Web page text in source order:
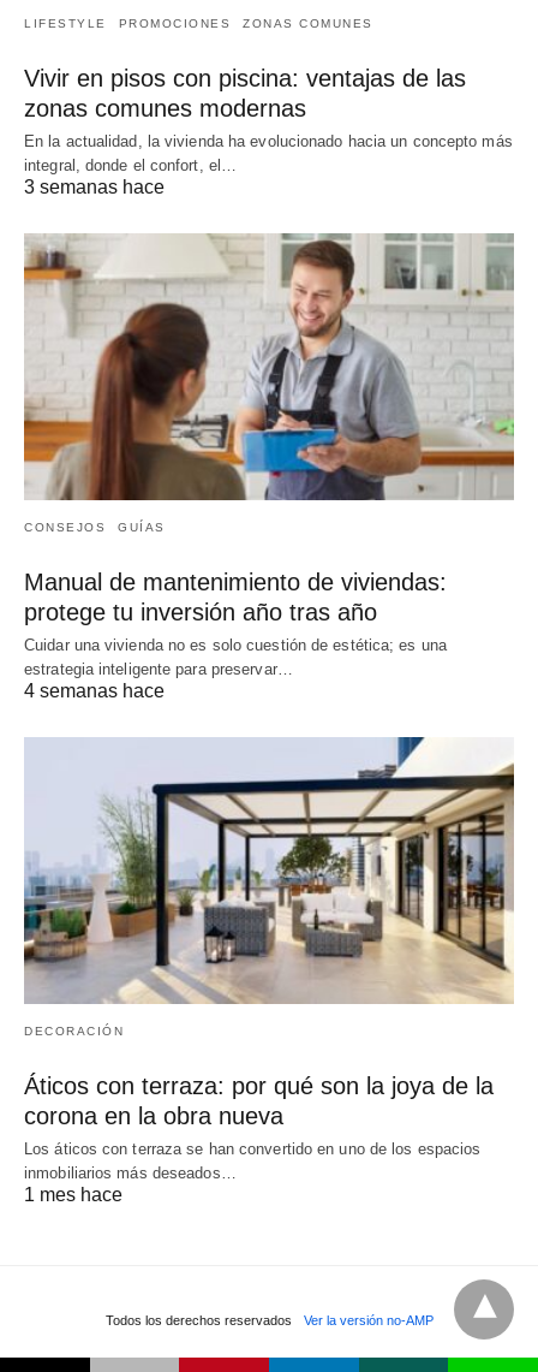
LIFESTYLE PROMOCIONES ZONAS COMUNES
Vivir en pisos con piscina: ventajas de las
zonas comunes modernas
En la actualidad, la vivienda ha evolucionado hacia un concepto más
integral, donde el confort, el…
3 semanas hace
CONSEJOS GUÍAS
Manual de mantenimiento de viviendas:
protege tu inversión año tras año
Cuidar una vivienda no es solo cuestión de estética; es una
estrategia inteligente para preservar…
4 semanas hace
DECORACIÓN
Áticos con terraza: por qué son la joya de la
corona en la obra nueva
Los áticos con terraza se han convertido en uno de los espacios
inmobiliarios más deseados…
1 mes hace
Todos los derechos reservados Ver la versión no-AMP